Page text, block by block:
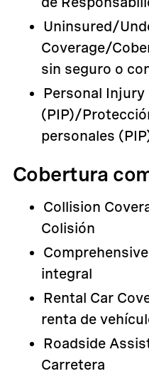
Uninsured/
Coverage/
sin seguro o
Personal
(PIP)/
personales
Cobertura
Collision
Colisión
integral
Rental Car
renta de
Roadside
Carretera